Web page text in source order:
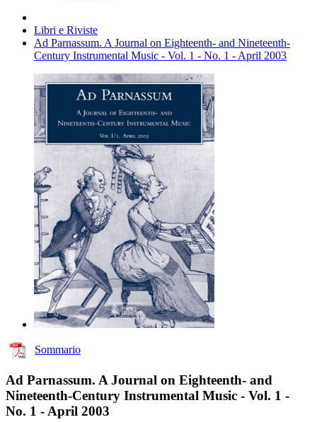
Libri e Riviste
Ad Parnassum. A Journal on Eighteenth- and Nineteenth-
Century Instrumental Music - Vol. 1 - No. 1 - April 2003
Sommario
Ad Parnassum. A Journal on Eighteenth- and
Nineteenth-Century Instrumental Music - Vol. 1 -
No. 1 - April 2003